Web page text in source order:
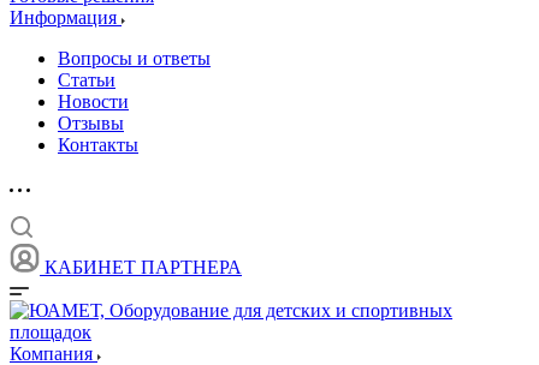
Информация
Вопросы и ответы
Статьи
Новости
Отзывы
Контакты
КАБИНЕТ ПАРТНЕРА
Компания